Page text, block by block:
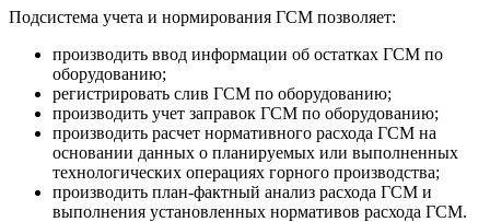
Подсистема учета и нормирования ГСМ позволяет:
производить ввод информации об остатках ГСМ по
оборудованию;
регистрировать слив ГСМ по оборудованию;
производить учет заправок ГСМ по оборудованию;
производить расчет нормативного расхода ГСМ на
основании данных о планируемых или выполненных
технологических операциях горного производства;
производить план-фактный анализ расхода ГСМ и
выполнения установленных нормативов расхода ГСМ.